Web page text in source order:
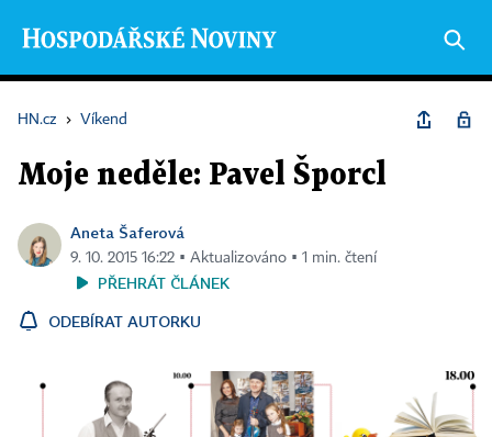
HN.cz › Víkend
Moje neděle: Pavel Šporcl
Aneta Šaferová
9. 10. 2015 16:22 ▪ Aktualizováno ▪ 1 min. čtení
PŘEHRÁT ČLÁNEK
ODEBÍRAT AUTORKU